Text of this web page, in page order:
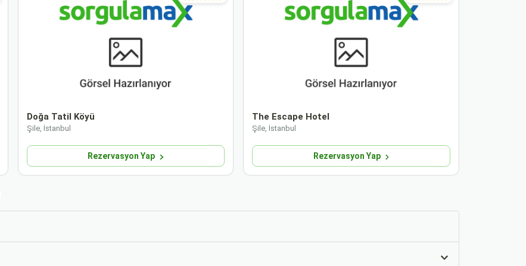
Doğa Tatil Köyü
Şile, İstanbul
Rezervasyon Yap
The Escape Hotel
Şile, İstanbul
Rezervasyon Yap